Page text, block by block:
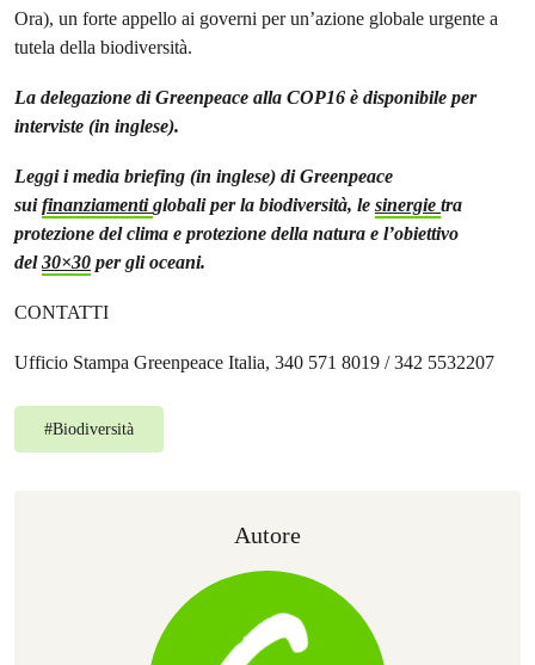
Ora), un forte appello ai governi per un’azione globale urgente a
tutela della biodiversità.
La delegazione di Greenpeace alla COP16 è disponibile per
interviste (in inglese).
Leggi i media briefing (in inglese) di Greenpeace
suifinanziamentiglobali per la biodiversità, le sinergie tra
protezione del clima e protezione della natura e l’obiettivo
del30×30 per gli oceani.
CONTATTI
Ufficio Stampa Greenpeace Italia, 340 571 8019 / 342 5532207
#Biodiversità
Autore